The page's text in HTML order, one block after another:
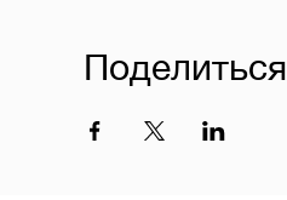
Поделиться